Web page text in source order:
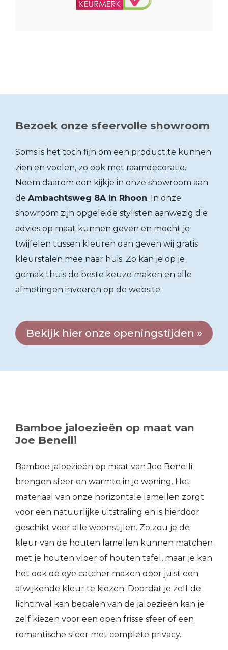
Bezoek onze sfeervolle showroom
Soms is het toch fijn om een product te kunnen
zien en voelen, zo ook met raamdecoratie.
Neem daarom een kijkje in onze showroom aan
de Ambachtsweg 8A in Rhoon. In onze
showroom zijn opgeleide stylisten aanwezig die
advies op maat kunnen geven en mocht je
twijfelen tussen kleuren dan geven wij gratis
kleurstalen mee naar huis. Zo kan je op je
gemak thuis de beste keuze maken en alle
afmetingen invoeren op de website.
Bekijk hier onze openingstijden »
Bamboe jaloezieën op maat van
Joe Benelli
Bamboe jaloezieën op maat van Joe Benelli
brengen sfeer en warmte in je woning. Het
materiaal van onze horizontale lamellen zorgt
voor een natuurlijke uitstraling en is hierdoor
geschikt voor alle woonstijlen. Zo zou je de
kleur van de houten lamellen kunnen matchen
met je houten vloer of houten tafel, maar je kan
het ook de eye catcher maken door juist een
afwijkende kleur te kiezen. Doordat je zelf de
lichtinval kan bepalen van de jaloezieën kan je
zelf kiezen voor een open frisse sfeer of een
romantische sfeer met complete privacy.